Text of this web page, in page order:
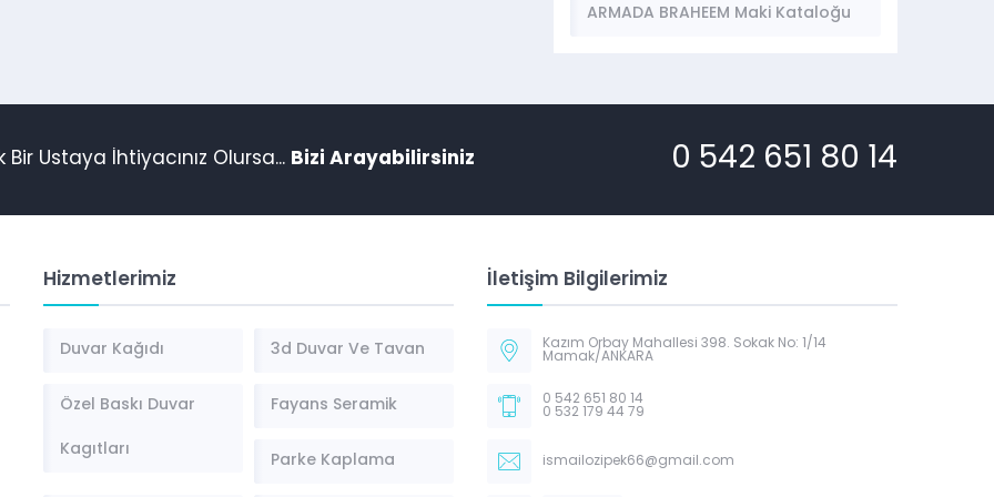
ARMADA BRAHEEM Maki Kataloğu
Ustaya İhtiyacınız Olursa... Bizi Arayabilirsiniz 0 542 651 80 14
Hizmetlerimiz
Duvar Kağıdı 3d Duvar Ve Tavan
Özel Baskı Duvar
Kagıtları
Fayans Seramik
Parke Kaplama
İletişim Bilgilerimiz
Kazım Orbay Mahallesi 398. Sokak No: 1/14
Mamak/ANKARA
0 542 651 80 14
0 532 179 44 79
ismailozipek66@gmail.com